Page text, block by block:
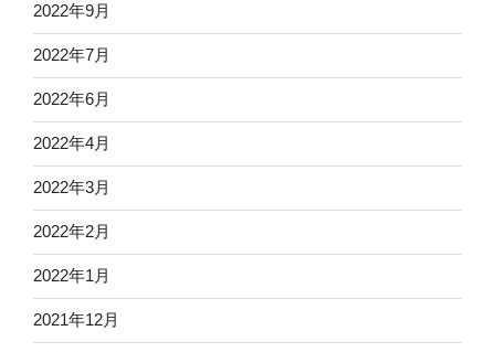
2022年9月
2022年7月
2022年6月
2022年4月
2022年3月
2022年2月
2022年1月
2021年12月